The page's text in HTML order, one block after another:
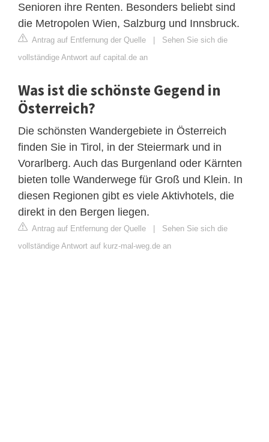
Senioren ihre Renten. Besonders beliebt sind
die Metropolen Wien, Salzburg und Innsbruck.
Antrag auf Entfernung der Quelle | Sehen Sie sich die
vollständige Antwort auf capital.de an
Was ist die schönste Gegend in
Österreich?
Die schönsten Wandergebiete in Österreich
finden Sie in Tirol, in der Steiermark und in
Vorarlberg. Auch das Burgenland oder Kärnten
bieten tolle Wanderwege für Groß und Klein. In
diesen Regionen gibt es viele Aktivhotels, die
direkt in den Bergen liegen.
Antrag auf Entfernung der Quelle | Sehen Sie sich die
vollständige Antwort auf kurz-mal-weg.de an